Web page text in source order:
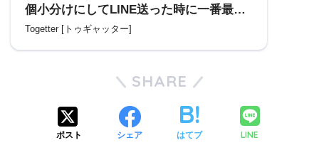
個小分けにしてLINE送った時に一番最後
の話題にしか返信しないの何？？→脳内
Togetter [トゥギャッター]
SHARE
ポスト シェア はてブ LINE